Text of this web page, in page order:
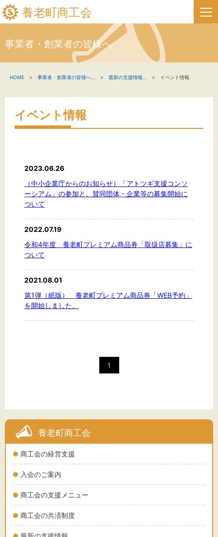
養老町商工会
新着情報
関係機関の方へ
養老町商工会の情報
事業者・創業者の皆様へ
養老町商工会
商工会の経営支援
入会のご案内
商工会の支援メニュー
商工会の共済制度
HOME 事業者・創業者の皆様へ 最新の支援情報 イベント情報.
イベント情報
2023.06.26
（中小企業庁からのお知らせ）「アトツギ支援コンソ
ーシアム」の参加と、賛同団体・企業等の募集開始に
ついて
2022.07.19
令和4年度 養老町プレミアム商品券「取扱店募集」に
ついて
2021.08.01
第1弾（紙版） 養老町プレミアム商品券「WEB予約」
を開始しました。
1